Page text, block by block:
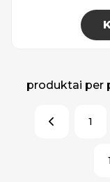
produktai per
1